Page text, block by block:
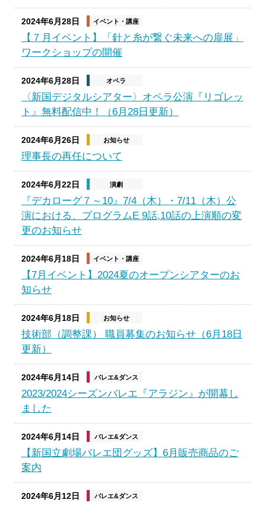
2024年6月28日 イベント・講座
【７月イベント】「針と糸が繋ぐ未来への扉展」
ワークショップの開催
2024年6月28日 オペラ
〈新国デジタルシアター〉オペラ公演『リゴレッ
ト』無料配信中！（6月28日更新）
2024年6月26日 お知らせ
理事長の再任について
2024年6月22日 演劇
『デカローグ７～10』7/4（木）・7/11（木）公
演における、プログラムE 9話,10話の上演順の変
更のお知らせ
2024年6月18日 イベント・講座
【7月イベント】2024夏のオープンシアターのお
知らせ
2024年6月18日 お知らせ
技術部（調整課） 職員募集のお知らせ（6月18日
更新）
2024年6月14日 バレエ&ダンス
2023/2024シーズンバレエ『アラジン』が開幕し
ました
2024年6月14日 バレエ&ダンス
【新国立劇場バレエ団グッズ】6月販売商品のご
案内
2024年6月12日 バレエ&ダンス